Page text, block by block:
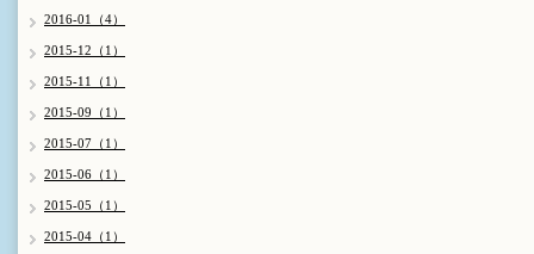
2016-01（4）
2015-12（1）
2015-11（1）
2015-09（1）
2015-07（1）
2015-06（1）
2015-05（1）
2015-04（1）